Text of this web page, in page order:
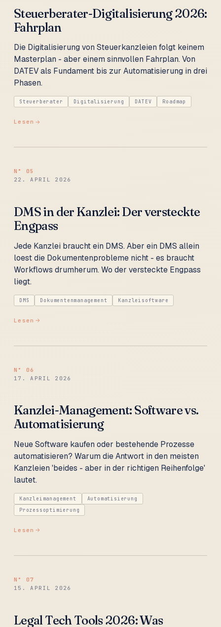
Steuerberater-Digitalisierung 2026:
Fahrplan
Die Digitalisierung von Steuerkanzleien folgt keinem
Masterplan - aber einem sinnvollen Fahrplan. Von
DATEV als Fundament bis zur Automatisierung in drei
Phasen.
Steuerberater Digitalisierung DATEV Roadmap
Lesen
N° 05
22. APRIL 2026
DMS in der Kanzlei: Der versteckte
Engpass
Jede Kanzlei braucht ein DMS. Aber ein DMS allein
loest die Dokumentenprobleme nicht - es braucht
Workflows drumherum. Wo der versteckte Engpass
liegt.
DMS Dokumentenmanagement Kanzleisoftware
Lesen
N° 06
17. APRIL 2026
Kanzlei-Management: Software vs.
Automatisierung
Neue Software kaufen oder bestehende Prozesse
automatisieren? Warum die Antwort in den meisten
Kanzleien 'beides - aber in der richtigen Reihenfolge'
lautet.
Kanzleimanagement
Automatisierung
Prozessoptimierung
Lesen
N° 07
15. APRIL 2026
Legal Tech Tools 2026: Was